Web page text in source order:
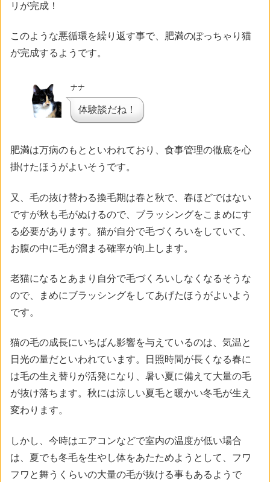
リが完成！
このような悪循環を繰り返す事で、肥満のぽっちゃり猫
が完成するようです。
ナナ
体験談だね！
肥満は万病のもとといわれており、食事管理の徹底を心
掛けたほうがよいそうです。
又、毛の抜け替わる換毛期は春と秋で、春ほどではない
ですが秋も毛がぬけるので、ブラッシングをこまめにす
る必要があります。猫が自分で毛づくろいをしていて、
お腹の中に毛が溜まる確率が向上します。
老猫になるとあまり自分で毛づくろいしなくなるそうな
ので、まめにブラッシングをしてあげたほうがよいよう
です。
猫の毛の成長にいちばん影響を与えているのは、気温と
日光の量だといわれています。日照時間が長くなる春に
は毛の生え替りが活発になり、暑い夏に備えて大量の毛
が抜け落ちます。秋には涼しい夏毛と暖かい冬毛が生え
変わります。
しかし、今時はエアコンなどで室内の温度が低い場合
は、夏でも冬毛を生やし体をあたためようとして、フワ
フワと舞うくらいの大量の毛が抜ける事もあるようで